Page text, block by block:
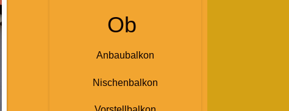
Ob
Anbaubalkon
Nischenbalkon